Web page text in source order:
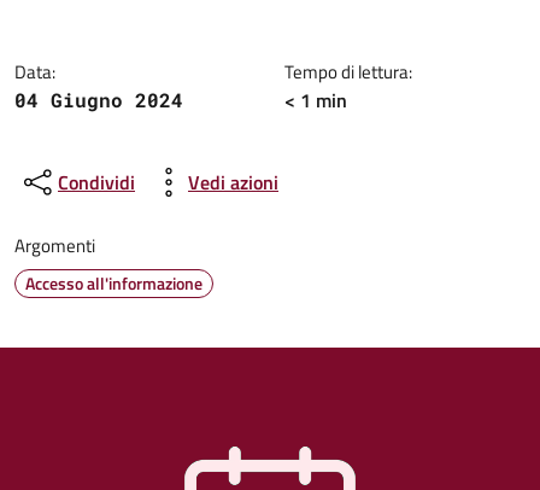
Data:
04 Giugno 2024
Tempo di lettura:
< 1 min
Condividi Vedi azioni
Argomenti
Accesso all'informazione